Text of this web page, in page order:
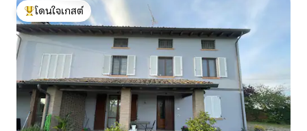
โดนใจเกสต์ที่สุด
โดนใจเกสต์